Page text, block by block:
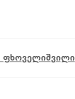
ფხოველიშვილი